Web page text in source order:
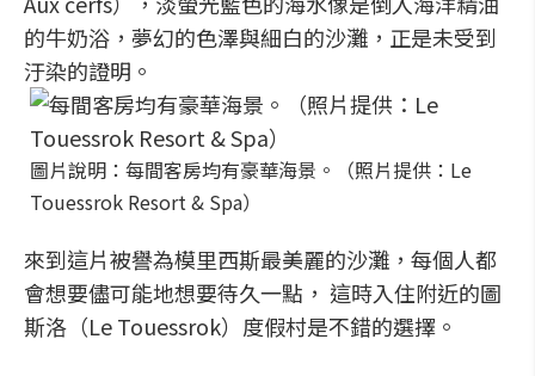
的牛奶浴，夢幻的色澤與細白的沙灘，正是未受到
汙染的證明。
圖片說明：每間客房均有豪華海景。（照片提供：Le
Touessrok Resort & Spa）
來到這片被譽為模里西斯最美麗的沙灘，每個人都
會想要儘可能地想要待久一點， 這時入住附近的圖
斯洛（Le Touessrok）度假村是不錯的選擇。